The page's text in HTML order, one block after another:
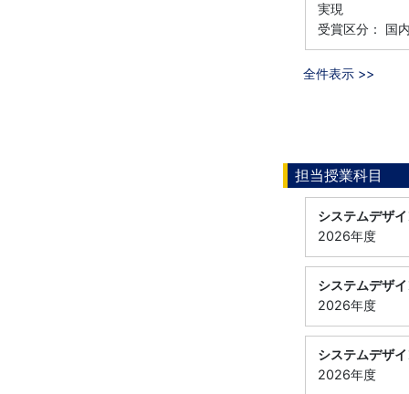
実現
受賞区分： 国
全件表示 >>
担当授業科目
システムデザ
2026年度
システムデザ
2026年度
システムデザ
2026年度